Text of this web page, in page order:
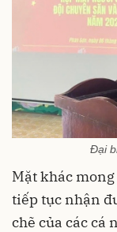
Đại
Mặt khác
tiếp tục nhận
chẽ của các cá